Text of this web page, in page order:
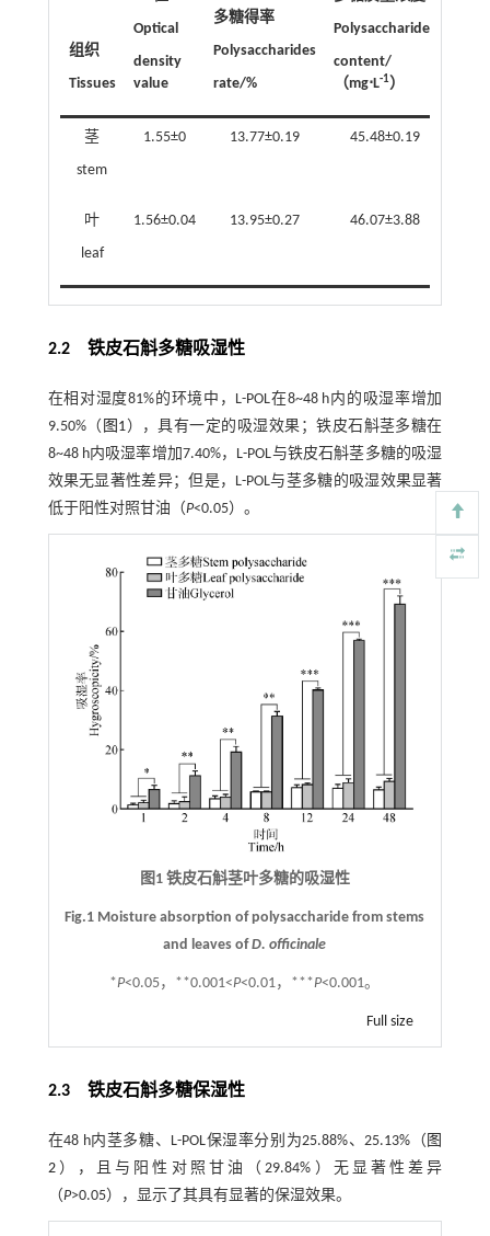
组织
Tissues
Optical
density
value
多糖得率
Polysaccharides
rate/%
Polysaccharides
content/
（mg⋅L-1）
茎
stem
1.55±0 13.77±0.19 45.48±0.19
叶
leaf
1.56±0.04 13.95±0.27 46.07±3.88
2.2 铁皮石斛多糖吸湿性
在相对湿度81%的环境中，L-POL在8~48 h内的吸湿率增加
9.50%（ 图1），具有一定的吸湿效果；铁皮石斛茎多糖在
8~48 h内吸湿率增加7.40%，L-POL与铁皮石斛茎多糖的吸湿
效果无显著性差异；但是，L-POL与茎多糖的吸湿效果显著
低于阳性对照甘油（P<0.05）。
图1 铁皮石斛茎叶多糖的吸湿性
Fig.1 Moisture absorption of polysaccharide from stems
and leaves ofD. officinale
*P<0.05，**0.001<P<0.01，***P<0.001。
Full size
2.3 铁皮石斛多糖保湿性
在48 h内茎多糖、L-POL保湿率分别为25.88%、25.13%（ 图
2），且与阳性对照甘油（29.84%）无显著性差异
（P>0.05），显示了其具有显著的保湿效果。